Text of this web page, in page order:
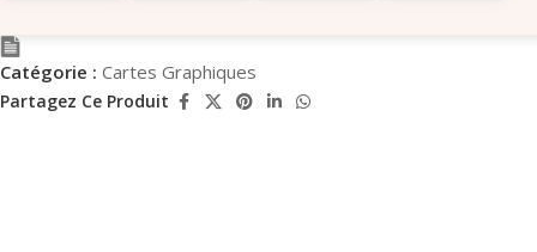
commande
sera annulée.
récupérer
votre
Catégorie : Cartes Graphiques
Partagez Ce Produit